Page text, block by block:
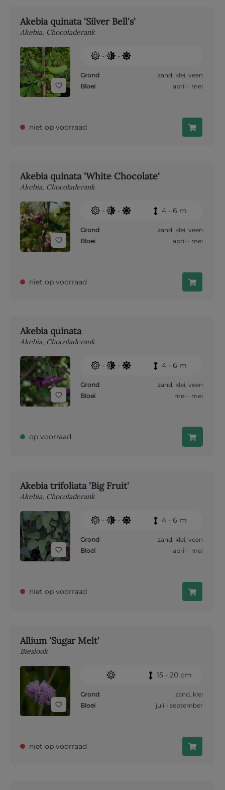
Akebia quinata 'Silver Bell's'
Akebia, Chocoladerank
- -
Grond zand, klei, veen
Bloei
april - mei
niet op voorraad
Akebia quinata 'White Chocolate'
Akebia, Chocoladerank
- - 4 - 6 m
Grond zand, klei, veen
Bloei
april - mei
niet op voorraad
Akebia quinata
Akebia, Chocoladerank
- - 4 - 6 m
Grond zand, klei, veen
Bloei
mei - mei
op voorraad
Akebia trifoliata 'Big Fruit'
Akebia, Chocoladerank
- - 4 - 6 m
Grond zand, klei, veen
Bloei
april - mei
niet op voorraad
Allium 'Sugar Melt'
Bieslook
15 - 20 cm
Grond zand, klei
Bloei
juli - september
niet op voorraad